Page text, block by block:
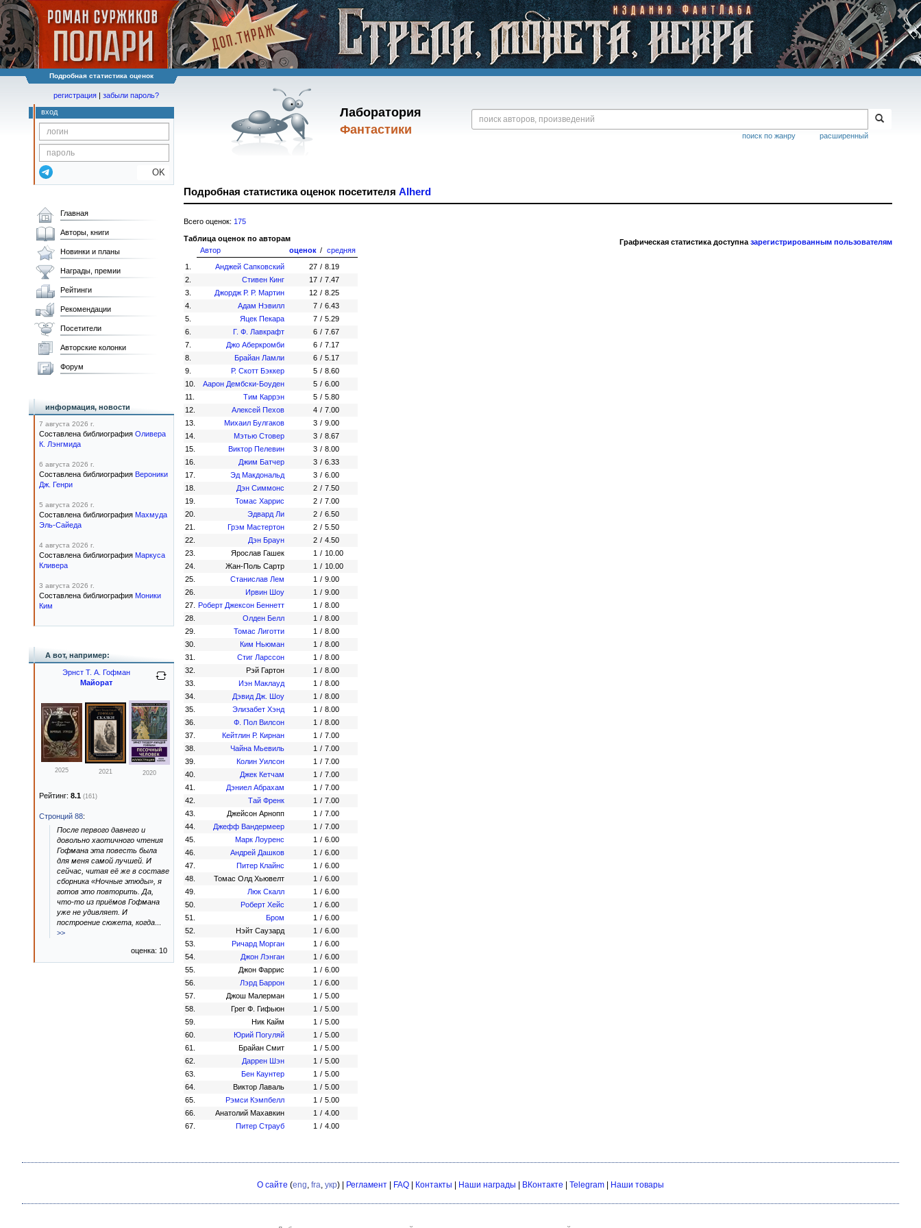
Подробная статистика оценок
Лаборатория
Фантастики
расширенный
поиск по жанру
регистрация | забыли пароль?
вход
OK
Подробная статистика оценок посетителя Alherd
Всего оценок: 175
Таблица оценок по авторам
Автор
оценок / средняя
1.
Анджей Сапковский 27 / 8.19
2.
Стивен Кинг 17 / 7.47
3.
Джордж Р. Р. Мартин 12 / 8.25
4.
Адам Нэвилл 7 / 6.43
5.
Яцек Пекара 7 / 5.29
6.
Г. Ф. Лавкрафт 6 / 7.67
7.
Джо Аберкромби 6 / 7.17
8.
Брайан Ламли 6 / 5.17
9.
Р. Скотт Бэккер 5 / 8.60
10.
Аарон Дембски-Боуден 5 / 6.00
11.
Тим Каррэн 5 / 5.80
12.
Алексей Пехов 4 / 7.00
13.
Михаил Булгаков 3 / 9.00
14.
Мэтью Стовер 3 / 8.67
15.
Виктор Пелевин 3 / 8.00
16.
Джим Батчер 3 / 6.33
17.
Эд Макдональд 3 / 6.00
18.
Дэн Симмонс 2 / 7.50
19.
Томас Харрис 2 / 7.00
20.
Эдвард Ли 2 / 6.50
21.
Грэм Мастертон 2 / 5.50
22.
Дэн Браун 2 / 4.50
23.
Ярослав Гашек 1 / 10.00
24.
Жан-Поль Сартр 1 / 10.00
25.
Станислав Лем 1 / 9.00
26.
Ирвин Шоу 1 / 9.00
27.
Роберт Джексон Беннетт 1 / 8.00
28.
Олден Белл 1 / 8.00
29.
Томас Лиготти 1 / 8.00
30.
Ким Ньюман 1 / 8.00
31.
Стиг Ларссон 1 / 8.00
32.
Рэй Гартон 1 / 8.00
33.
Иэн Маклауд 1 / 8.00
34.
Дэвид Дж. Шоу 1 / 8.00
35.
Элизабет Хэнд 1 / 8.00
36.
Ф. Пол Вилсон 1 / 8.00
37.
Кейтлин Р. Кирнан 1 / 7.00
38.
Чайна Мьевиль 1 / 7.00
39.
Колин Уилсон 1 / 7.00
40.
Джек Кетчам 1 / 7.00
41.
Дэниел Абрахам 1 / 7.00
42.
Тай Френк 1 / 7.00
43.
Джейсон Арнопп 1 / 7.00
44.
Джефф Вандермеер 1 / 7.00
45.
Марк Лоуренс 1 / 6.00
46.
Андрей Дашков 1 / 6.00
47.
Питер Клайнс 1 / 6.00
48.
Томас Олд Хьювелт 1 / 6.00
49.
Люк Скалл 1 / 6.00
50.
Роберт Хейс 1 / 6.00
51.
Бром 1 / 6.00
52.
Нэйт Саузард 1 / 6.00
53.
Ричард Морган 1 / 6.00
54.
Джон Лэнган 1 / 6.00
55.
Джон Фаррис 1 / 6.00
56.
Лэрд Баррон 1 / 6.00
57.
Джош Малерман 1 / 5.00
58.
Грег Ф. Гифьюн 1 / 5.00
59.
Ник Кайм 1 / 5.00
60.
Юрий Погуляй 1 / 5.00
61.
Брайан Смит 1 / 5.00
62.
Даррен Шэн 1 / 5.00
63.
Бен Каунтер 1 / 5.00
64.
Виктор Лаваль 1 / 5.00
65.
Рэмси Кэмпбелл 1 / 5.00
66.
Анатолий Махавкин 1 / 4.00
67.
Питер Страуб 1 / 4.00
Графическая статистика доступна зарегистрированным пользователям
Главная
Авторы, книги
Новинки и планы
Награды, премии
Рейтинги
Рекомендации
Посетители
Авторские колонки
Форум
информация, новости
7 августа 2026 г.
Составлена библиография Оливера
К. Лэнгмида
6 августа 2026 г.
Составлена библиография Вероники
Дж. Генри
5 августа 2026 г.
Составлена библиография Махмуда
Эль-Сайеда
4 августа 2026 г.
Составлена библиография Маркуса
Кливера
3 августа 2026 г.
Составлена библиография Моники
Ким
А вот, например:
Эрнст Т. А. Гофман
Майорат
2025 2021 2020
Рейтинг: 8.1 (161)
Стронций 88:
После первого давнего и
довольно хаотичного чтения
Гофмана эта повесть была
для меня самой лучшей. И
сейчас, читая её же в составе
сборника «Ночные этюды», я
готов это повторить. Да,
что-то из приёмов Гофмана
уже не удивляет. И
построение сюжета, когда
>>
оценка: 10
О сайте (eng, fra, укр) | Регламент FAQ Контакты Наши награды ВКонтакте Telegram Наши товары